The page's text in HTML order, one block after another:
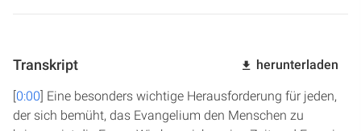
Transkript herunterladen
[0:00] Eine besonders wichtige Herausforderung für jeden,
der sich bemüht, das Evangelium den Menschen zu